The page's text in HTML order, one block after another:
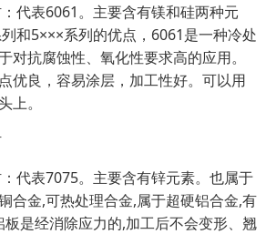
表6061。主要含有镁和硅两种元
和5×××系列的优点，6061是一种冷处
对抗腐蚀性、氧化性要求高的应用。
优良，容易涂层，加工性好。可以用
上。
表7075。主要含有锌元素。也属于
合金,可热处理合金,属于超硬铝合金,有
是经消除应力的,加工后不会变形、翘